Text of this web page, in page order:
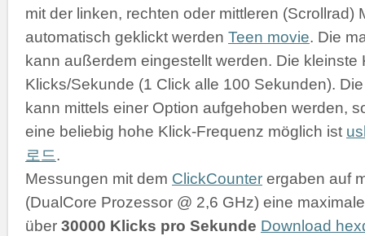
mit der linken, rechten oder mittleren (Scrollrad)
automatisch geklickt werden Teen movie. Die
kann außerdem eingestellt werden. Die kleinste
Klicks/Sekunde (1 Click alle 100 Sekunden).
kann mittels einer Option aufgehoben werden,
eine beliebig hohe Klick-Frequenz möglich ist
로드.
Messungen mit dem ClickCounter ergaben auf
(DualCore Prozessor @ 2,6 GHz) eine
über 30000 Klicks pro Sekunde Download